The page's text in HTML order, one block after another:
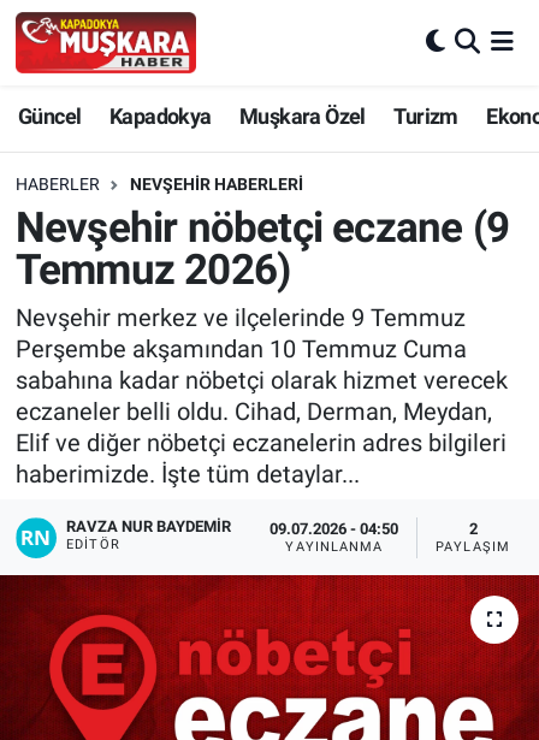
Güncel Kapadokya Muşkara Özel Turizm
HABERLER NEVŞEHIR HABERLERI
Nevşehir nöbetçi eczane (9
Temmuz 2026)
Nevşehir merkez ve ilçelerinde 9 Temmuz
Perşembe akşamından 10 Temmuz Cuma
sabahına kadar nöbetçi olarak hizmet verecek
eczaneler belli oldu. Cihad, Derman, Meydan,
Elif ve diğer nöbetçi eczanelerin adres bilgileri
haberimizde. İşte tüm detaylar...
RAVZA NUR BAYDEMIR
EDITÖR
09.07.2026 - 04:50
YAYINLANMA
2
PAYLAŞIM
Güncel
SEÇİM
Muşkara Özel
Ekonomi
Kapadokya
Turizm
Kültür - Sanat
Yaşam
VEFATLAR
Nevşehir Hava Durumu
Nevşehir Trafik Yoğunluk Haritası
Süper Lig Puan Durumu ve Fikstür
Tüm Manşetler
Son Dakika Haberleri
Haber Arşivi